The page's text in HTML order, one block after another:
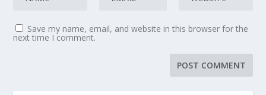
Save my name, email, and website in this browser for the
next time I comment.